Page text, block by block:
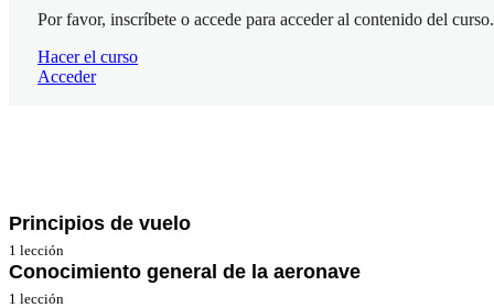
Por favor, inscríbete o accede para acceder al contenido del curso.
Hacer el curso
Acceder
Principios de vuelo
Clases grabadas – Principios de vuelo
1 lección
Conocimiento general de la aeronave
1 lección